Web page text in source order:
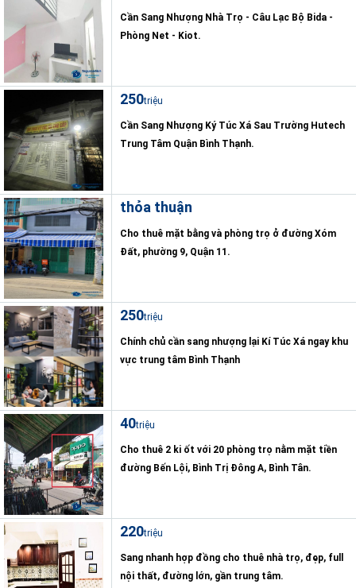
Cần Sang Nhượng Nhà Trọ - Câu Lạc Bộ Bida -
Phòng Net - Kiot.
250triệu
Cần Sang Nhượng Ký Túc Xá Sau Trường Hutech
Trung Tâm Quận Bình Thạnh.
thỏa thuận
Cho thuê mặt bằng và phòng trọ ở đường Xóm
Đất, phường 9, Quận 11.
250triệu
Chính chủ cần sang nhượng lại Kí Túc Xá ngay khu
vực trung tâm Bình Thạnh
40triệu
Cho thuê 2 ki ốt với 20 phòng trọ nằm mặt tiền
đường Bến Lội, Bình Trị Đông A, Bình Tân.
220triệu
Sang nhanh hợp đồng cho thuê nhà trọ, đẹp, full
nội thất, đường lớn, gần trung tâm.